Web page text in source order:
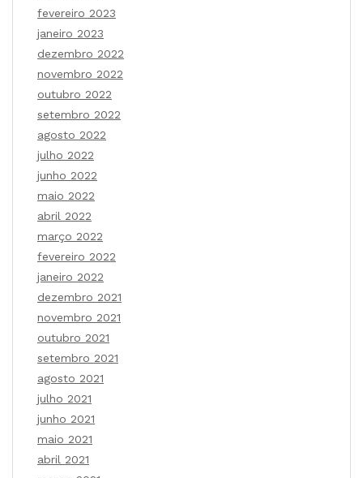
fevereiro 2023
janeiro 2023
dezembro 2022
novembro 2022
outubro 2022
setembro 2022
agosto 2022
julho 2022
junho 2022
maio 2022
abril 2022
março 2022
fevereiro 2022
janeiro 2022
dezembro 2021
novembro 2021
outubro 2021
setembro 2021
agosto 2021
julho 2021
junho 2021
maio 2021
abril 2021